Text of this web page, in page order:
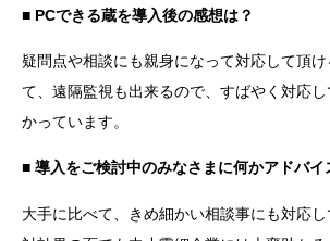
■ PCできる蔵を導入後の感想は？
疑問点や相談にも親身になって対応して頂
て、遠隔監視も出来るので、すばやく対応
かっています。
■ 導入をご検討中のみなさまに何かアドバイ
大手に比べて、きめ細かい相談事にも対応